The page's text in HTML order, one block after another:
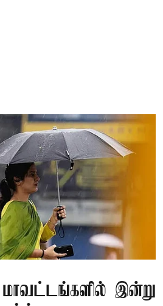
மாவட்டங்களில் இன்று